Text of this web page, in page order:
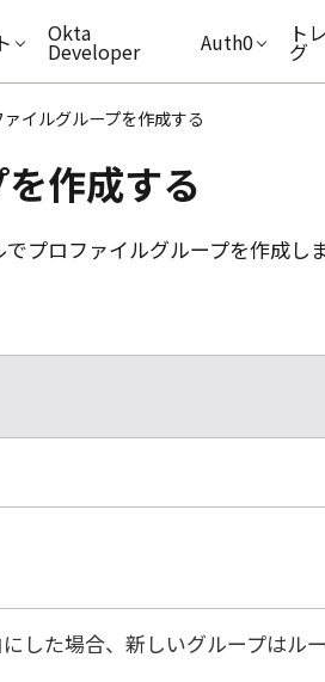
Okta
Developer Auth0 ト
グ
ァイルグループを作成する
作成する
プロファイルグループを作成しま
した場合、新しいグループはル